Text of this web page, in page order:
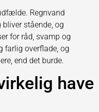
Regnvand
stående, og
for råd, svamp og
farlig overflade, og
end det burde.
have